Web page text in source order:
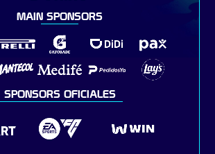
MAIN SPONSORS
SPONSORS OFICIALES